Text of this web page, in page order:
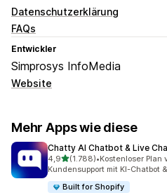
Datenschutzerklärung
FAQs
Entwickler
Simprosys InfoMedia
Website
Mehr Apps wie diese
Chatty AI Chatbot & Live
4,9von 5 Sternen
(1.788)
1788 Rezensionen insgesamt
•Kostenloser Plan
Kundensupport mit KI-Chatbot
Built for Shopify